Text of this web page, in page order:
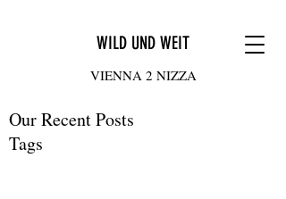
WILD UND WEIT
VIENNA 2 NIZZA
Our Recent Posts
Tags